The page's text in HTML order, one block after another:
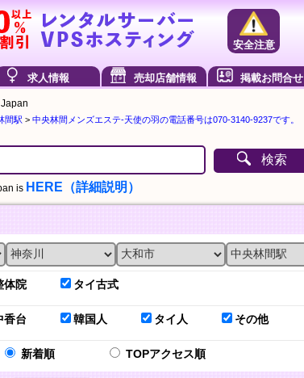
安全注意
求人情報 売却店舗情報 掲載お問合せ
間駅 > 中央林間メンズエステ-天使の羽の電話番号は070-3140-9237です。
検索
is HERE（詳細説明）
体院 タイ古式
香台 韓国人 タイ人 その他
新着順 TOPアクセス順